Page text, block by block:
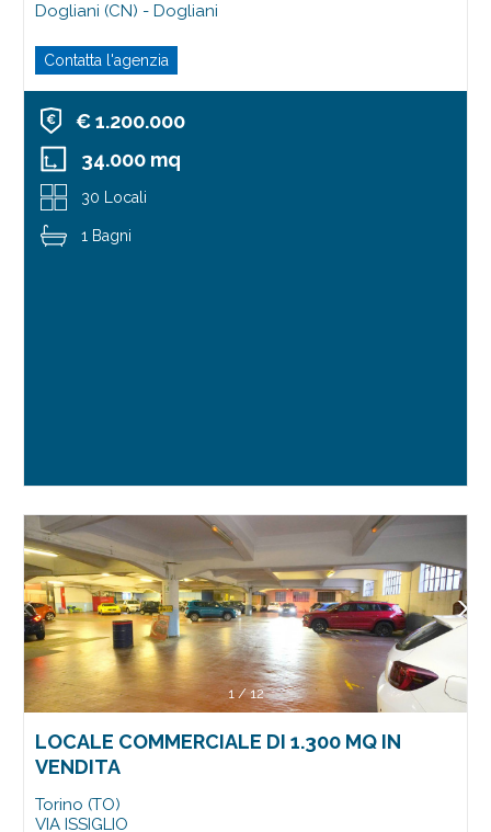
Dogliani (CN) - Dogliani
Contatta l'agenzia
€ 1.200.000
34.000 mq
30 Locali
1 Bagni
1/12
LOCALE COMMERCIALE DI 1.300 MQ IN
VENDITA
Torino (TO)
VIA ISSIGLIO